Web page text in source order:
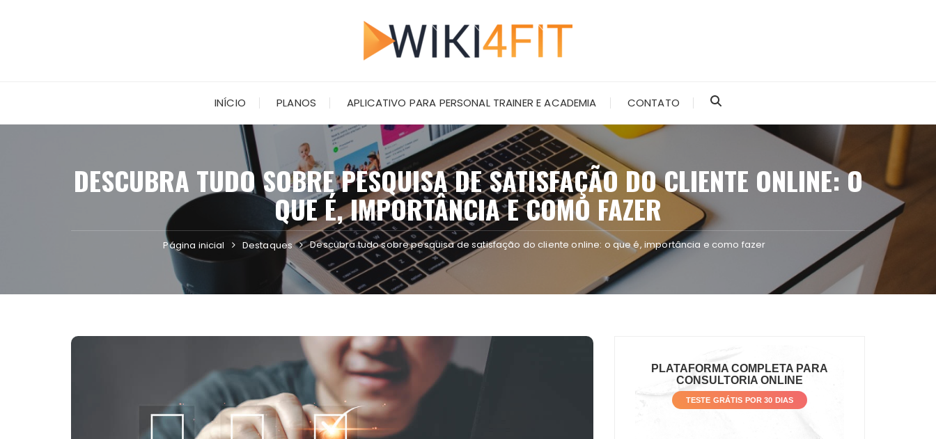
INÍCIO PLANOS APLICATIVO PARA PERSONAL TRAINER E ACADEMIA CONTATO
DESCUBRA TUDO SOBRE PESQUISA DE SATISFAÇÃO DO CLIENTE ONLINE: O
QUE É, IMPORTÂNCIA E COMO FAZER
Página inicial Destaques Descubra tudo sobre pesquisa de satisfação do cliente online: o que é, importância e como fazer
PLATAFORMA COMPLETA PARA
CONSULTORIA ONLINE
TESTE GRÁTIS POR 30 DIAS